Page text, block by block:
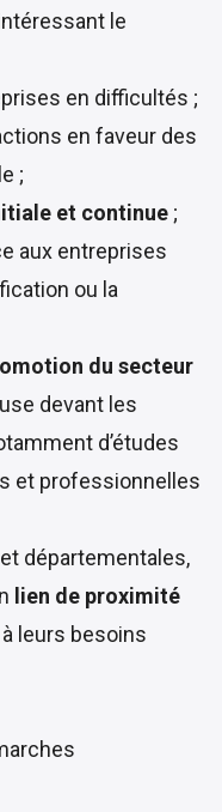
le
en difficultés ;
en faveur des
;
et continue ;
aux entreprises
ou la
du secteur
devant les
d’études
et professionnelles
départementales,
lien de proximité
leurs besoins